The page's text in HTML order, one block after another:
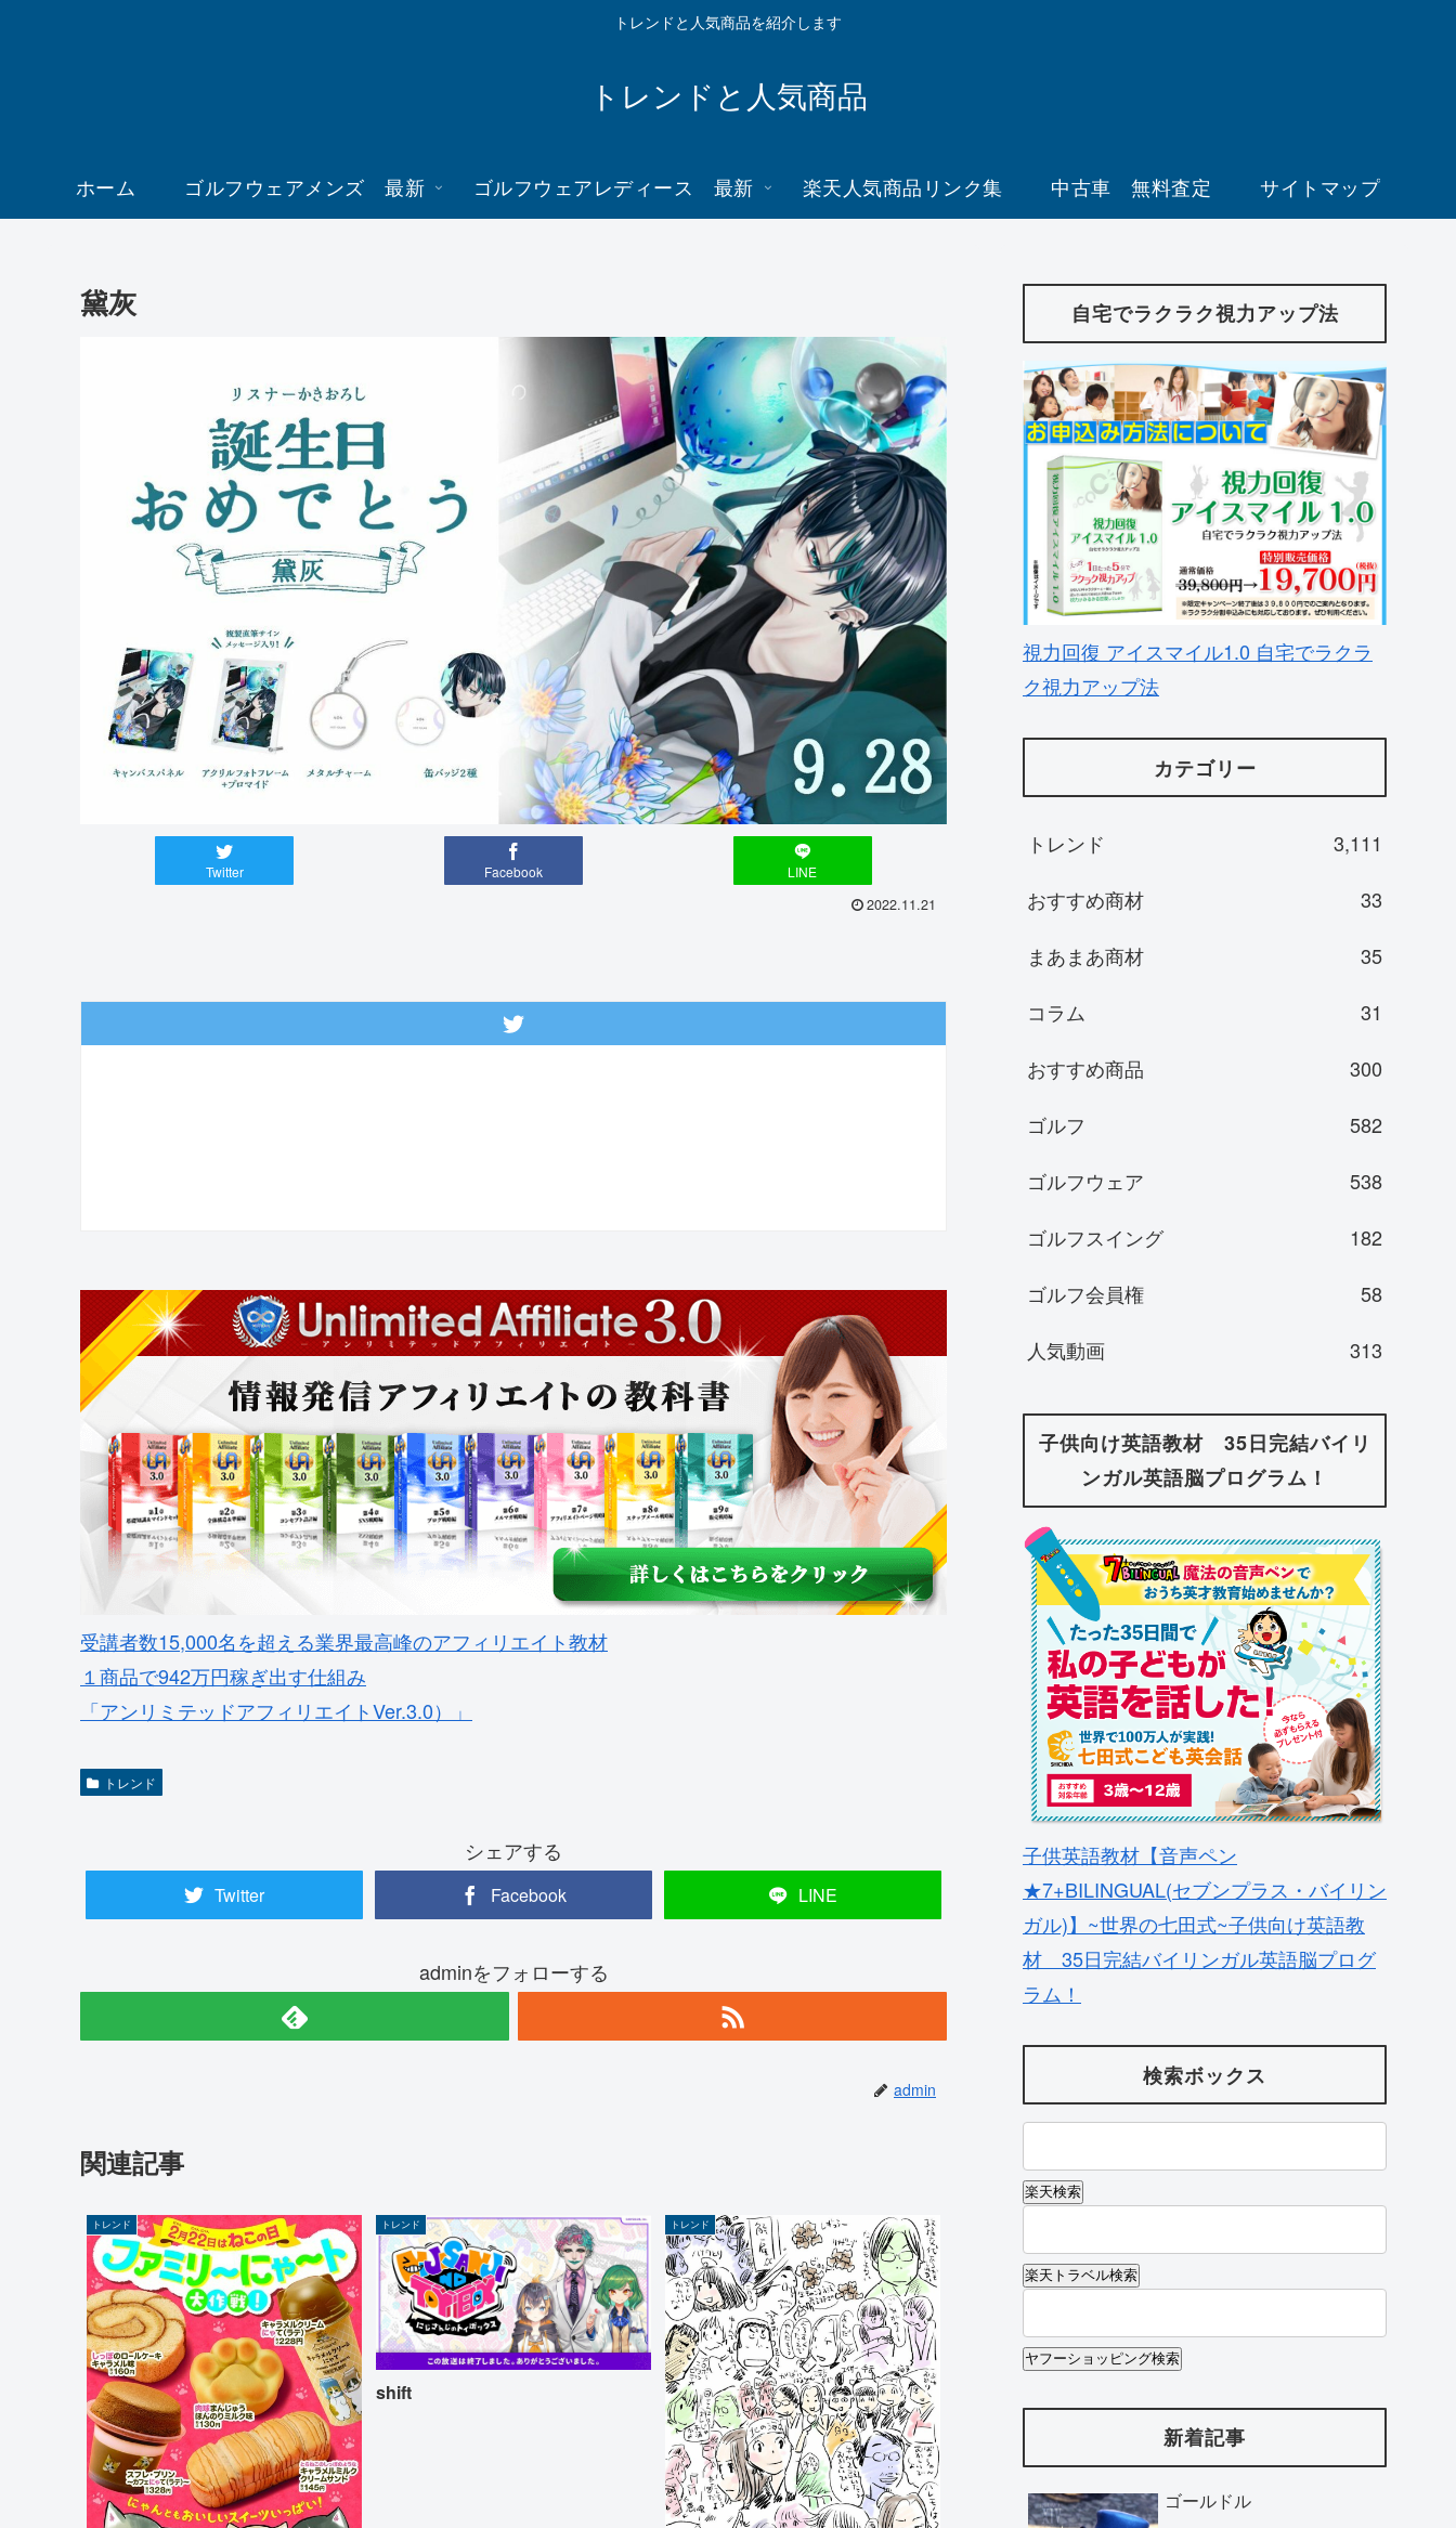
トレンドと人気商品を紹介します
トレンドと人気商品
ホーム ゴルフウェアメンズ 最新 ゴルフウェアレディース 最新 楽天人気商品リンク集 中古車 無料査定 サイトマップ
黛灰
Twitter Facebook LINE
2022.11.21
受講者数15,000名を超える業界最高峰のアフィリエイト教材
１商品で942万円稼ぎ出す仕組み
「アンリミテッドアフィリエイトVer.3.0）」
トレンド
シェアする
Twitter Facebook LINE
adminをフォローする
admin
関連記事
トレンド トレンド
shift
トレンド
自宅でラクラク視力アップ法
視力回復 アイスマイル1.0 自宅でラクラ
ク視力アップ法
カテゴリー
トレンド
3,111
おすすめ商材
33
まあまあ商材
35
コラム
31
おすすめ商品
300
ゴルフ
582
ゴルフウェア
538
ゴルフスイング
182
ゴルフ会員権
58
人気動画
313
子供向け英語教材 35日完結バイリ
ンガル英語脳プログラム！
子供英語教材【音声ペン
★7+BILINGUAL(セブンプラス・バイリン
ガル)】~世界の七田式~子供向け英語教
材 35日完結バイリンガル英語脳プログ
ラム！
検索ボックス
新着記事
ゴールドル